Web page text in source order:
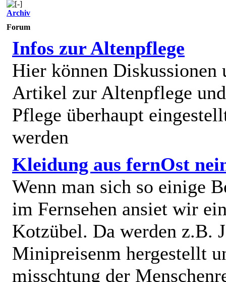
Archiv
Forum
Infos zur Altenpflege
Hier können Diskussionen
Artikel zur Altenpflege
Pflege überhaupt
werden
Kleidung aus fernOst
Wenn man sich so einige
im Fernsehen ansiet wir
Kotzübel. Da werden z.B.
Minipreisenm hergestellt
misschtung der